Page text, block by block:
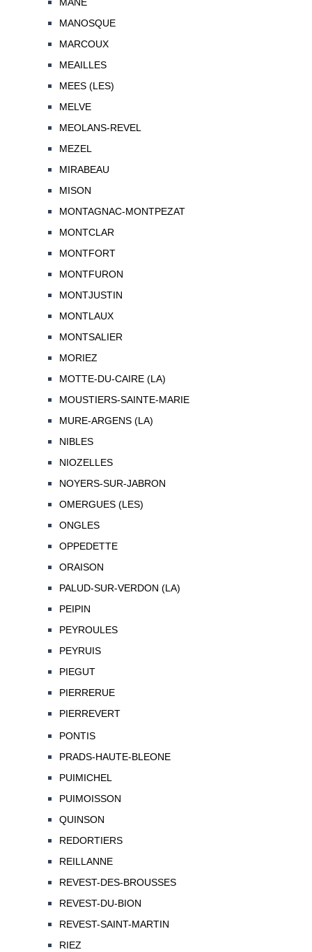
MANE
MANOSQUE
MARCOUX
MEAILLES
MEES (LES)
MELVE
MEOLANS-REVEL
MEZEL
MIRABEAU
MISON
MONTAGNAC-MONTPEZAT
MONTCLAR
MONTFORT
MONTFURON
MONTJUSTIN
MONTLAUX
MONTSALIER
MORIEZ
MOTTE-DU-CAIRE (LA)
MOUSTIERS-SAINTE-MARIE
MURE-ARGENS (LA)
NIBLES
NIOZELLES
NOYERS-SUR-JABRON
OMERGUES (LES)
ONGLES
OPPEDETTE
ORAISON
PALUD-SUR-VERDON (LA)
PEIPIN
PEYROULES
PEYRUIS
PIEGUT
PIERRERUE
PIERREVERT
PONTIS
PRADS-HAUTE-BLEONE
PUIMICHEL
PUIMOISSON
QUINSON
REDORTIERS
REILLANNE
REVEST-DES-BROUSSES
REVEST-DU-BION
REVEST-SAINT-MARTIN
RIEZ